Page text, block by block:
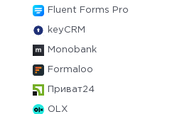
Fluent Forms Pro
keyCRM
Monobank
Formaloo
Приват24
OLX